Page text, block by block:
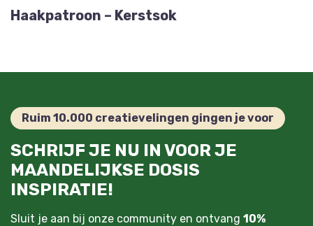
Haakpatroon – Kerstsok
Ruim 10.000 creatievelingen gingen je voor
SCHRIJF JE NU IN VOOR JE
MAANDELIJKSE DOSIS
INSPIRATIE!
Sluit je aan bij onze community en ontvang 10%